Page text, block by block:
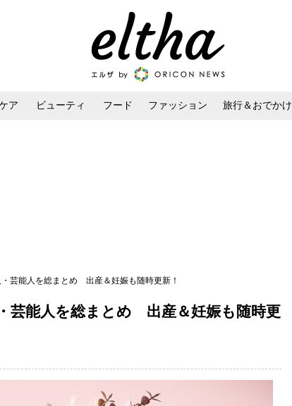
ア ビューティ フード ファッション 旅行＆おでかけ
芸能人を総まとめ 出産＆妊娠も随時更新！
芸能人を総まとめ 出産＆妊娠も随時更